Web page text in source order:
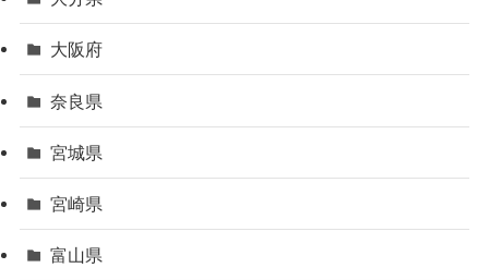
大阪府
奈良県
宮城県
宮崎県
富山県